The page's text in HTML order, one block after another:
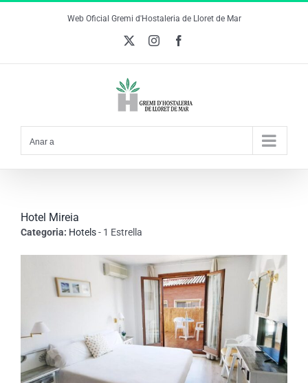
Web Oficial Gremi d'Hostaleria de Lloret de Mar
Instagram
Anar a
Hotel Mireia
Categoria: Hotels- 1 Estrella